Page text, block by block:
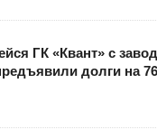
ГК «Квант» с
долги на